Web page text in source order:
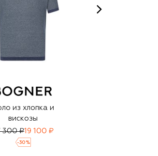
из хлопка и
вискозы
300 ₽19 100 ₽
-30 %